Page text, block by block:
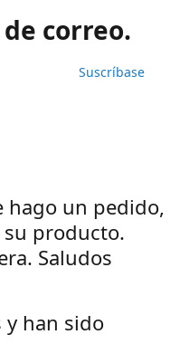
correo.
Suscríbase
hago un pedido,
producto.
Saludos
y han sido